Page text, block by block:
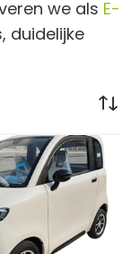
we als E-
duidelijke